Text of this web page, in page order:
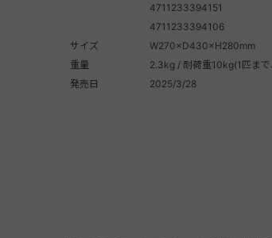
4711233394151
4711233394106
サイズ
W270×D430×H280mm
重量
2.3kg / 耐荷重10kg(1匹ま
発売日
2025/3/28